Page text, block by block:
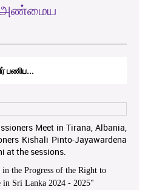
அண்மைய
பணிப...
Meet in Tirana, Albania,
Kishali Pinto-Jayawardena
at the sessions.
the Progress of the Right to
Sri Lanka 2024 - 2025"